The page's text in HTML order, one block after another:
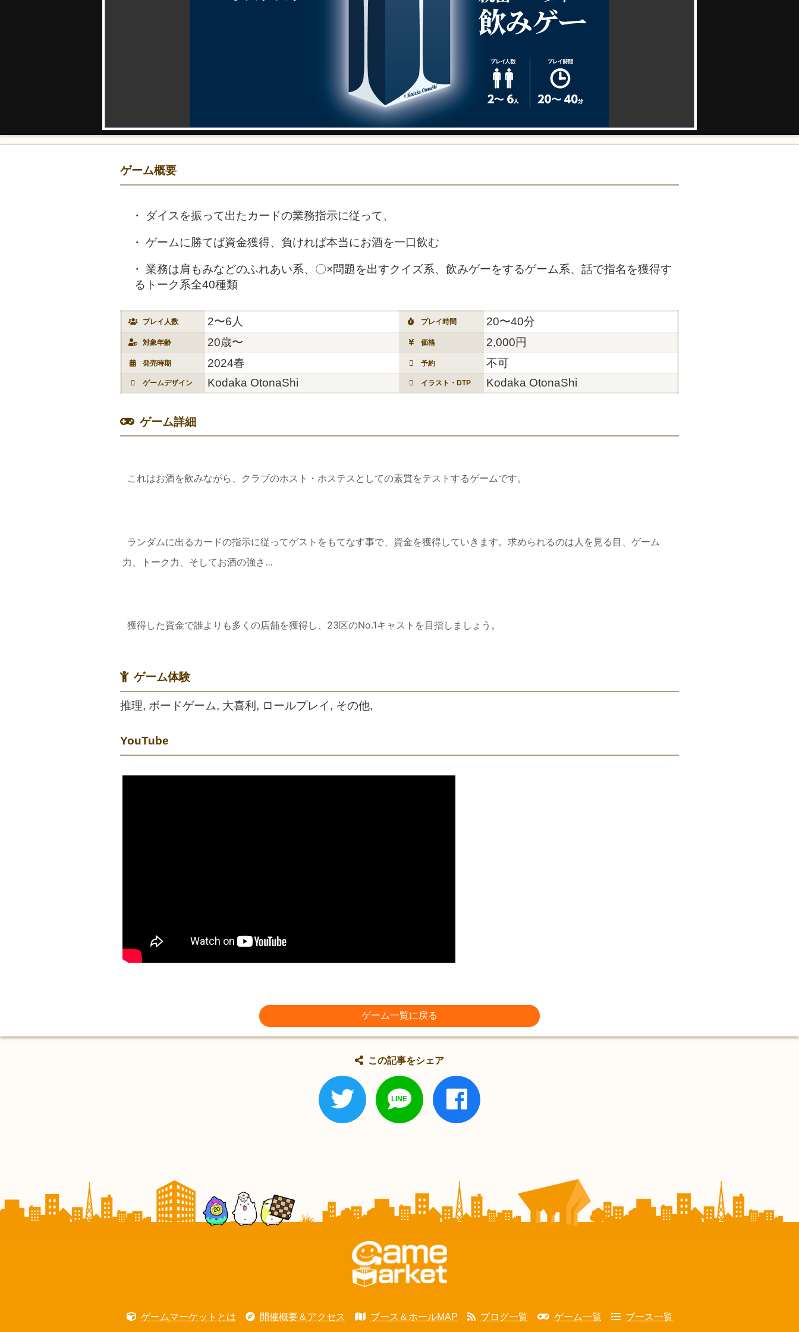
ゲーム概要
ダイスを振って出たカードの業務指示に従って、
ゲームに勝てば資金獲得、負ければ本当にお酒を一口飲む
業務は肩もみなどのふれあい系、〇×問題を出すクイズ系、飲みゲーをするゲーム系、話で指名を獲得す
るトーク系全40種類
プレイ人数 2〜6人 プレイ時間 20〜40分
対象年齢 20歳〜 価格 2,000円
発売時期 2024春 予約 不可
ゲームデザイン Kodaka OtonaShi イラスト・DTP Kodaka OtonaShi
ゲーム詳細
これはお酒を飲みながら、クラブのホスト・ホステスとしての素質をテストするゲームです。
ランダムに出るカードの指示に従ってゲストをもてなす事で、資金を獲得していきます。求められるのは人を見る目、ゲーム
力、トーク力、そしてお酒の強さ…
獲得した資金で誰よりも多くの店舗を獲得し、23区のNo.1キャストを目指しましょう。
ゲーム体験
推理, ボードゲーム, 大喜利, ロールプレイ, その他,
YouTube
ゲーム一覧に戻る
この記事をシェア
ゲームマーケットとは 開催概要＆アクセス ブース＆ホールMAP ブログ一覧 ゲーム一覧 ブース一覧